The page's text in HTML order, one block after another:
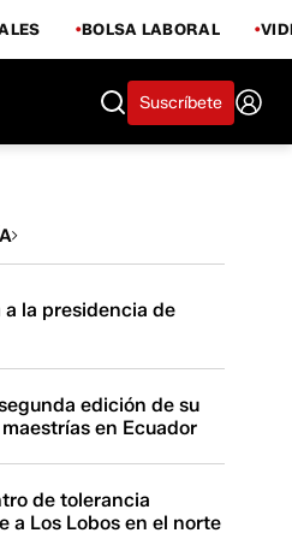
BOLSA LABORAL
Suscríbete
la presidencia de
edición de su
en Ecuador
de tolerancia
a Los Lobos en el norte